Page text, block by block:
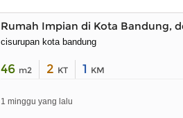
Rumah Impian di Kota Bandung,
cisurupan kota bandung
46 m2 2 KT 1 KM
1 minggu yang lalu